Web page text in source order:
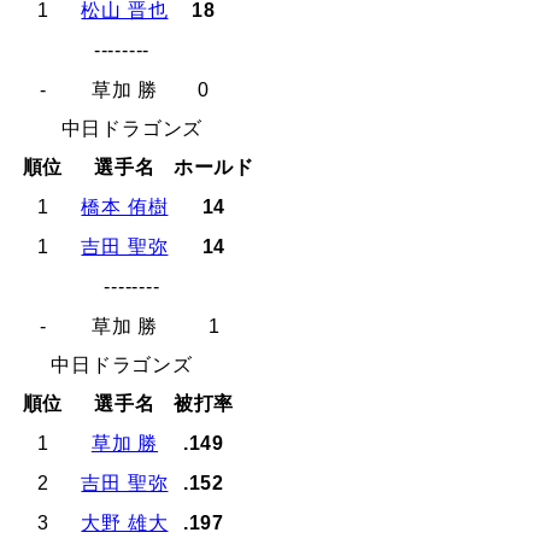
1
松山 晋也
18
--------
-
草加 勝
0
中日ドラゴンズ
順位
選手名
ホールド
1
橋本 侑樹
14
1
吉田 聖弥
14
--------
-
草加 勝
1
中日ドラゴンズ
順位
選手名
被打率
1
草加 勝
.149
2
吉田 聖弥
.152
3
大野 雄大
.197